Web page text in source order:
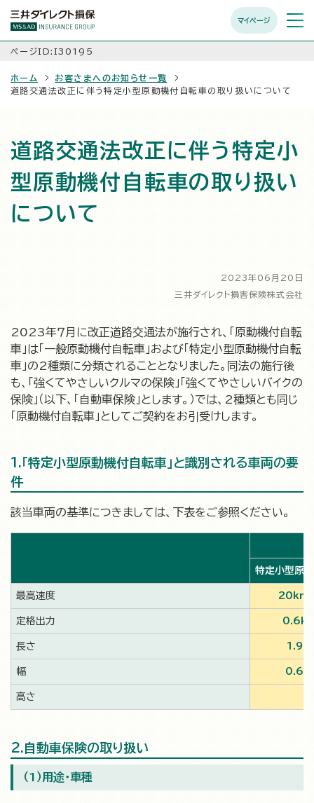
マイページ
メニュ
開く
ページID:I30195
ホーム
お客さまへのお知らせ一覧
道路交通法改正に伴う特定小型原動機付自転車の取り扱いについて
道路交通法改正に伴う特定小
型原動機付自転車の取り扱い
について
2023年06月20日
三井ダイレクト損害保険株式会社
2023年７月に改正道路交通法が施行され、「原動機付自転
車」は「一般原動機付自転車」および「特定小型原動機付自転
車」の2種類に分類されることとなりました。同法の施行後
も、「強くてやさしいクルマの保険」「強くてやさしいバイクの
保険」（以下、「自動車保険」とします。）では、2種類とも同じ
「原動機付自転車」としてご契約をお引受けします。
1.「特定小型原動機付自転車」と識別される車両の要
件
該当車両の基準につきましては、下表をご参照ください。
特定小型原
最高速度 20km/
定格出力
長さ 1.9m
幅 0.6m
高さ
2.自動車保険の取り扱い
（1）用途・車種